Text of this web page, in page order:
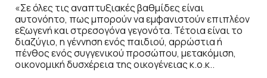
«Σε όλες τις αναπτυξιακές βαθμίδες είναι
αυτονόητο, πως μπορούν να εμφανιστούν επιπλέον
εξωγενή και στρεσογόνα γεγονότα. Τέτοια είναι το
διαζύγιο, η γέννηση ενός παιδιού, αρρώστια ή
πένθος ενός συγγενικού προσώπου, μετακόμιση,
οικονομική δυσχέρεια της οικογένειας κ.ο.κ..